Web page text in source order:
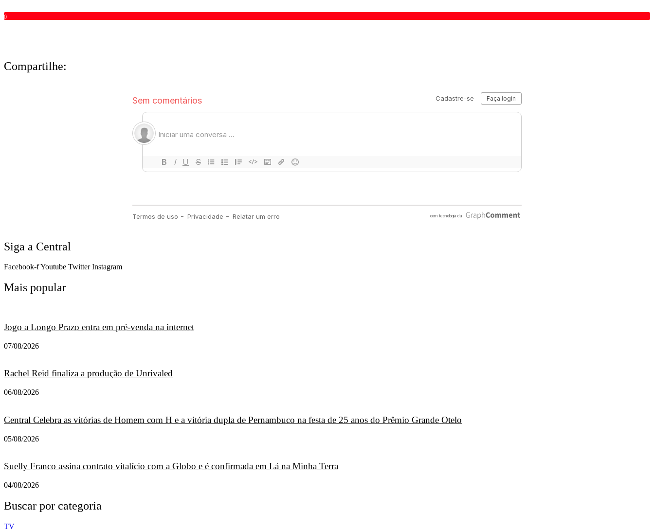
0
Compartilhe:
Siga a Central
Facebook-fYoutube Twitter Instagram
Mais popular
Jogo a Longo Prazo entra em pré-venda na internet
07/08/2026
Rachel Reid finaliza a produção de Unrivaled
06/08/2026
Central Celebra as vitórias de Homem com H e a vitória dupla de Pernambuco na festa de 25 anos do Prêmio Grande Otelo
05/08/2026
Suelly Franco assina contrato vitalício com a Globo e é confirmada em Lá na Minha Terra
04/08/2026
Buscar por categoria
TV